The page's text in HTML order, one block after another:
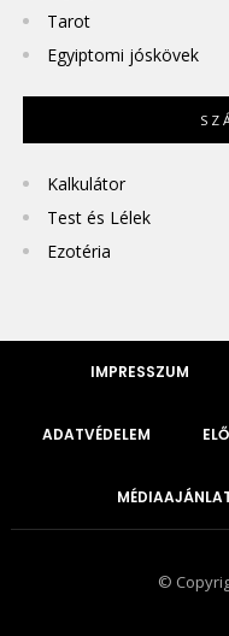
Tarot
Egyiptomi jóskövek
Kalkulátor
Test és Lélek
Ezotéria
IMPRESSZUM
ADATVÉDELEM
©